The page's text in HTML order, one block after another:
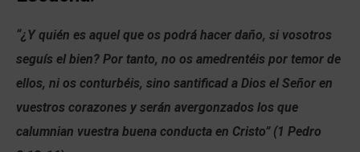
“¿Y quién es aquel que os podrá hacer daño, si vosotros
seguís el bien? Por tanto, no os amedrentéis por temor de
ellos, ni os conturbéis, sino santificad a Dios el Señor en
vuestros corazones y serán avergonzados los que
calumnian vuestra buena conducta en Cristo” (1 Pedro